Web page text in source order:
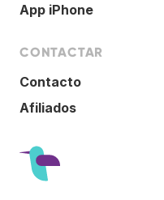
App iPhone
CONTACTAR
Contacto
Afiliados